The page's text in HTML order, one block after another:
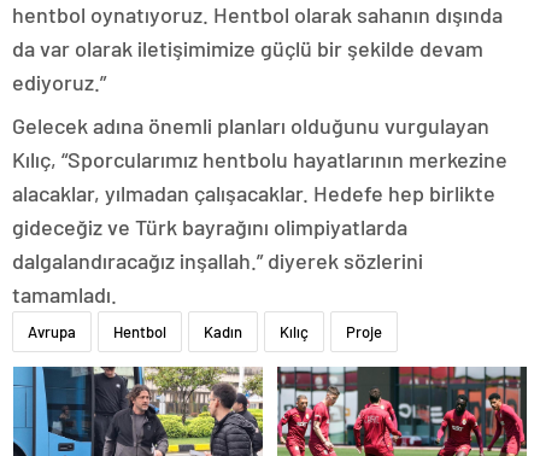
hentbol oynatıyoruz. Hentbol olarak sahanın dışında
da var olarak iletişimimize güçlü bir şekilde devam
ediyoruz.”
Gelecek adına önemli planları olduğunu vurgulayan
Kılıç, “Sporcularımız hentbolu hayatlarının merkezine
alacaklar, yılmadan çalışacaklar. Hedefe hep birlikte
gideceğiz ve Türk bayrağını olimpiyatlarda
dalgalandıracağız inşallah.” diyerek sözlerini
tamamladı.
Avrupa Hentbol Kadın Kılıç Proje